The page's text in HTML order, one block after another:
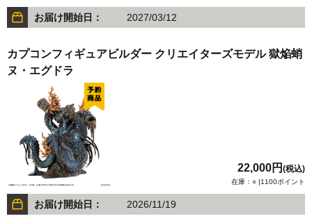
お届け開始日： 2027/03/12
カプコンフィギュアビルダー クリエイターズモデル 獄焔蛸
ヌ・エグドラ
22,000円 (税込)
在庫：○ |1100ポイント
お届け開始日： 2026/11/19